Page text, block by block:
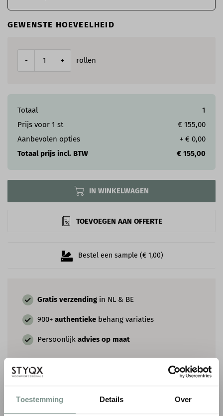
Toestemming Details Over
Gratis verzending in NL & BE
900+ authentieke behang variaties
Persoonlijk advies op maat
COMBINEER MET VERF & SIERLIJSTEN
GEWENSTE HOEVEELHEID
- + rollen
Totaal
1
Prijs voor 1 st
€ 155,00
Aanbevolen opties
+ € 0,00
Totaal prijs incl. BTW
€ 155,00
Bestel een sample (€ 1,00)
IN WINKELWAGEN
TOEVOEGEN AAN OFFERTE